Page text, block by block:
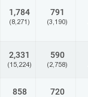
1,784
(8,271)
791
(3,190)
2,331
(15,224)
590
(2,758)
858 720